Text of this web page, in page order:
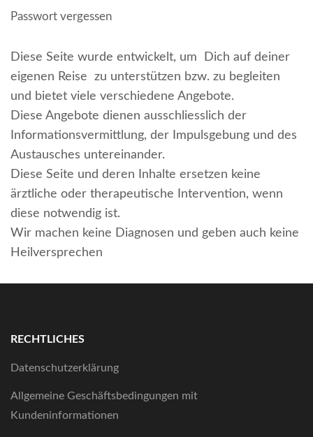
Passwort vergessen
Diese Seite wurde entwickelt, um Dich auf deiner
eigenen Reise zu unterstützen bzw. zu begleiten
und bietet viele verschiedene Angebote.
Diese Angebote dienen ausschliesslich der
Informationsvermittlung, der Impulsgebung und des
Austausches untereinander.
Diese Seite und deren Inhalte ersetzen keine
ärztliche oder therapeutische Intervention, wenn
diese notwendig ist.
Wir machen keine Diagnosen und geben auch keine
Heilversprechen
RECHTLICHES
Datenschutzerklärung
Allgemeine Geschäftsbedingungen mit
Kundeninformationen